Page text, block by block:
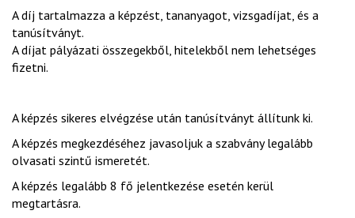
A díj tartalmazza a képzést, tananyagot, vizsgadíjat, és a
tanúsítványt.
A díjat pályázati összegekből, hitelekből nem lehetséges
fizetni.
A képzés sikeres elvégzése után tanúsítványt állítunk ki.
A képzés megkezdéséhez javasoljuk a szabvány legalább
olvasati szintű ismeretét.
A képzés legalább 8 fő jelentkezése esetén kerül
megtartásra.